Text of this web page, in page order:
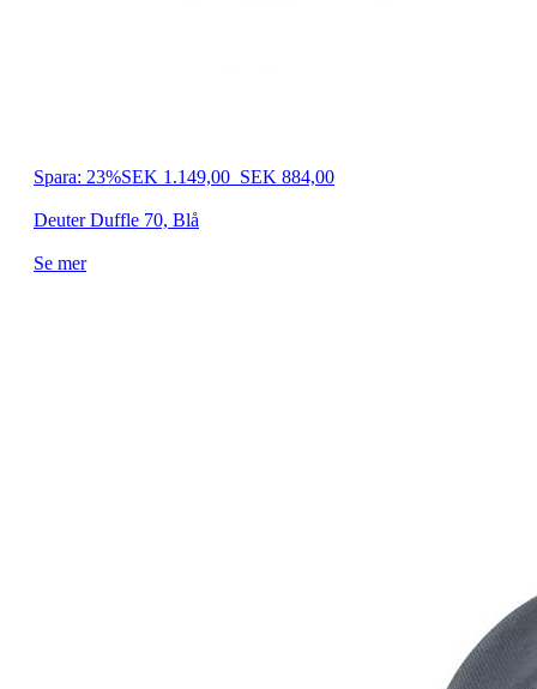
Spara: 23%SEK 1.149,00 SEK 884,00
Deuter Duffle 70, Blå
Se mer